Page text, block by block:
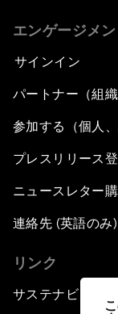
エンゲージメン
サインイン
パートナー（組
参加する（個人、
プレスリリース
ニュースレター
連絡先 (英語のみ)
リンク
サステナビリティ